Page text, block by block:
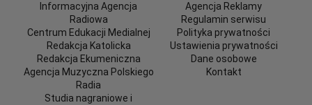
Informacyjna Agencja
Radiowa
Centrum Edukacji Medialnej
Redakcja Katolicka
Redakcja Ekumeniczna
Agencja Muzyczna Polskiego
Radia
Studia nagraniowe i
Agencja Reklamy
Regulamin serwisu
Polityka prywatności
Ustawienia prywatności
Dane osobowe
Kontakt